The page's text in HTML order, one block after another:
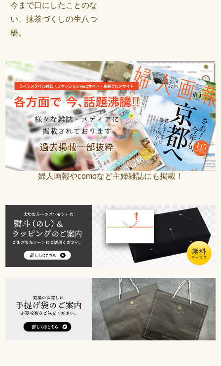
今まで口にしたことのな
い、抹茶づくしの生八つ
橋。
婦人画報やcomoなど主婦雑誌にも掲載！